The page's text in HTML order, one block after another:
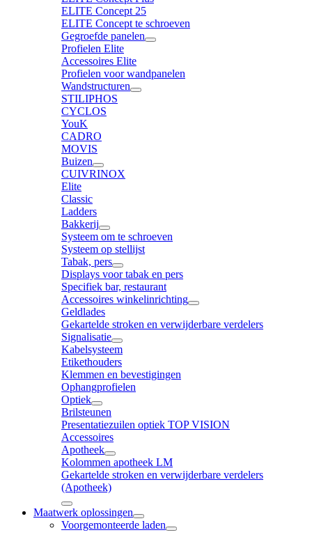
ELITE Concept 25
ELITE Concept te schroeven
Gegroefde panelen
Profielen Elite
Accessoires Elite
Profielen voor wandpanelen
Wandstructuren
STILIPHOS
CYCLOS
YouK
CADRO
MOVIS
Buizen
CUIVRINOX
Elite
Classic
Ladders
Bakkerij
Systeem om te schroeven
Systeem op stellijst
Tabak, pers
Displays voor tabak en pers
Specifiek bar, restaurant
Accessoires winkelinrichting
Geldlades
Gekartelde stroken en verwijderbare verdelers
Signalisatie
Kabelsysteem
Etikethouders
Klemmen en bevestigingen
Ophangprofielen
Optiek
Brilsteunen
Presentatiezuilen optiek TOP VISION
Accessoires
Apotheek
Kolommen apotheek LM
Gekartelde stroken en verwijderbare verdelers
(Apotheek)
Maatwerk oplossingen
Voorgemonteerde laden